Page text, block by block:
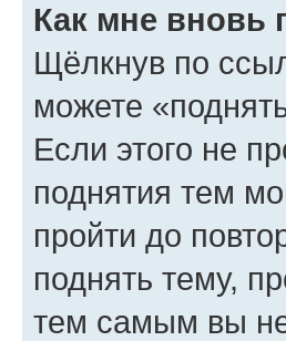
Как мне вновь
Щёлкнув по
можете
Если этого не
поднятия тем
пройти до
поднять тему,
тем самым вы